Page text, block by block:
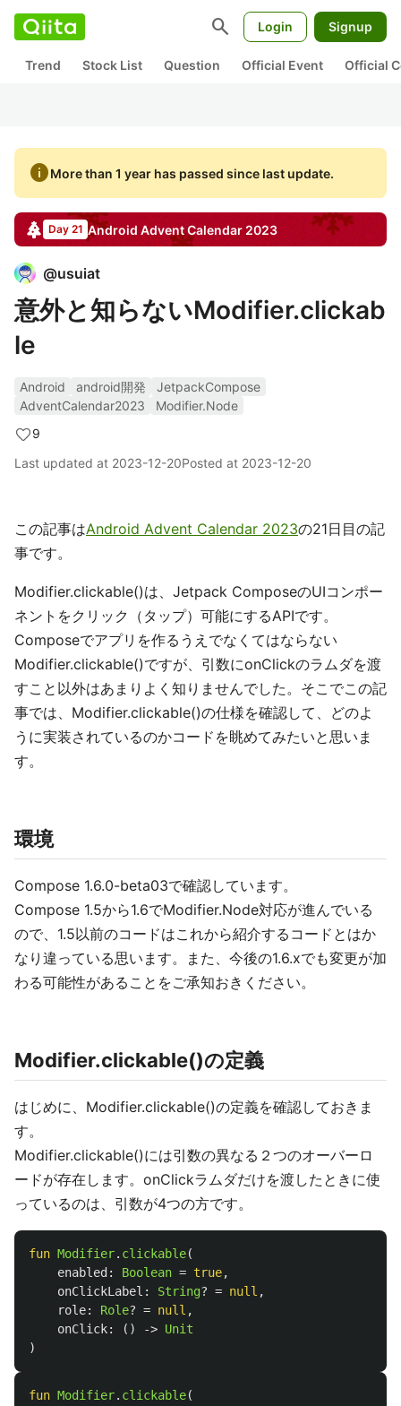
search Login Signup
Trend Stock List Question Official Event Official
infoMore than 1 year has passed since last update.
Day 21 Android Advent Calendar 2023
@usuiat
意外と知らないModifier.clickab
le
Android android開発
JetpackCompose
AdventCalendar2023
Modifier.Node
9
Last updated at 2023-12-20Posted at 2023-12-20
この記事はAndroid Advent Calendar 2023の21日目の記
事です。
Modifier.clickable()は、Jetpack ComposeのUIコンポー
ネントをクリック（タップ）可能にするAPIです。
Composeでアプリを作るうえでなくてはならない
Modifier.clickable()ですが、引数にonClickのラムダを渡
すこと以外はあまりよく知りませんでした。そこでこの記
事では、Modifier.clickable()の仕様を確認して、どのよ
うに実装されているのかコードを眺めてみたいと思いま
す。
環境
Compose 1.6.0-beta03で確認しています。
Compose 1.5から1.6でModifier.Node対応が進んでいる
ので、1.5以前のコードはこれから紹介するコードとはか
なり違っている思います。また、今後の1.6.xでも変更が加
わる可能性があることをご承知おきください。
Modifier.clickable()の定義
はじめに、Modifier.clickable()の定義を確認しておきま
す。
Modifier.clickable()には引数の異なる２つのオーバーロ
ードが存在します。onClickラムダだけを渡したときに使
っているのは、引数が4つの方です。
fun Modifier. clickable(
enabled : Boolean = true,
onClickLabel : String? = null ,
role: Role? = null ,
onClick: () -> Unit
)
fun Modifier. clickable(